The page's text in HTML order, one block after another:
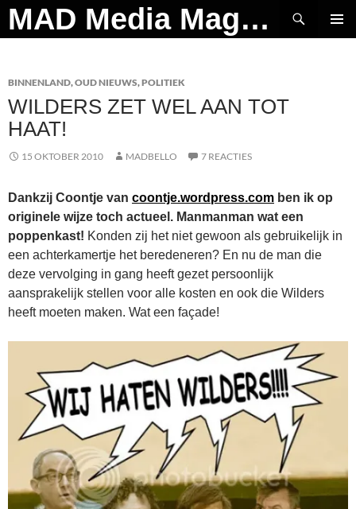
Ga
naar
MAD Media Magazine
Zoeken
BINNENLAND,OUD NIEUWS,POLITIEK
WILDERS ZET WEL AAN TOT
HAAT!
15 OKTOBER 2010 MADBELLO 7 REACTIES
Dankzij Coontje van coontje.wordpress.com ben ik op
originele wijze toch actueel. Manmanman wat een
poppenkast! Konden zij het niet gewoon als gebruikelijk in
een achterkamertje het beredeneren? En nu de man die
deze vervolging in gang heeft gezet persoonlijk
aansprakelijk stellen voor alle kosten en ook die Wilders
heeft moeten maken. Wat een façade!